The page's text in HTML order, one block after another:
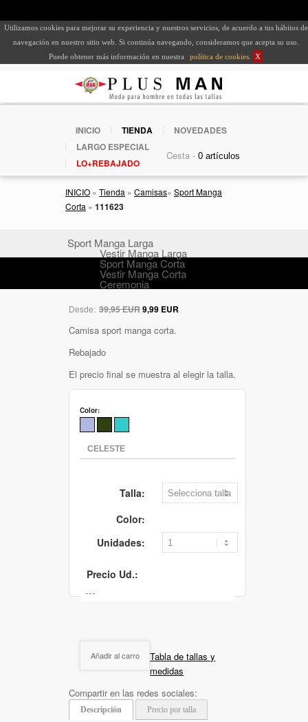
Utilizamos cookies para mejorar su experiencia y nuestros servicios, de acuerdo a tus hábitos de
navegación en nuestro sitio web. Si continúa navegando, consideramos que acepta su uso.
Puede obtener más información en nuestra
política de cookies X
INICIO TIENDA
NOVEDADES
LARGO ESPECIAL
LO+REBAJADO
Cesta -
INICIO » Tienda » Camisas» Sport Manga
Corta » 111623
Sport Manga Larga
Vestir Manga Larga
Sport Manga Corta
Vestir Manga Corta
Ceremonia
Desde: 39,95 EUR9,99 EUR
Camisa sport manga corta.
Rebajado
El precio final se muestra al elegir la talla.
Color:
Talla:
Color:
Unidades:
Precio Ud.:
Añadir al carro
Tabla de tallas y
medidas
Compartir en las redes sociales:
Descripción Precio por talla